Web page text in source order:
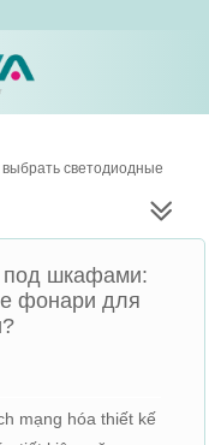
светодиодные
под шкафами:
фонари для
mạng hóa thiết kế